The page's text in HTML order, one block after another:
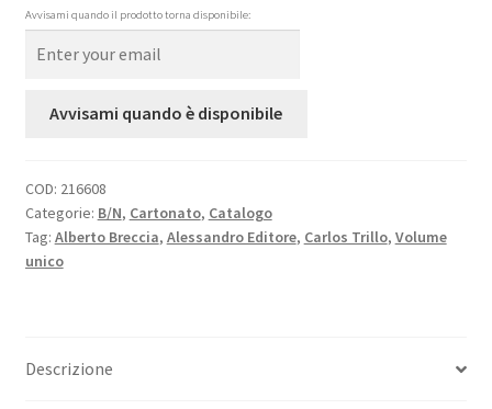
Avvisami quando il prodotto torna disponibile:
Avvisami quando è disponibile
COD: 216608
Categorie: B/N, Cartonato, Catalogo
Tag: Alberto Breccia, Alessandro Editore, Carlos Trillo, Volume
unico
Descrizione